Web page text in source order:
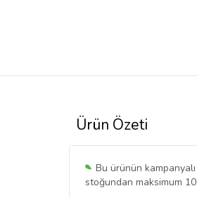
Ürün Özeti
Bu ürünün kampanyalı
stoğundan maksimum